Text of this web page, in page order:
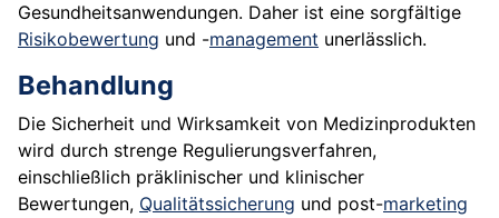
Gesundheitsanwendungen. Daher ist eine sorgfältige
Risikobewertung und -management unerlässlich.
Behandlung
Die Sicherheit und Wirksamkeit von Medizinprodukten
wird durch strenge Regulierungsverfahren,
einschließlich präklinischer und klinischer
Bewertungen, Qualitätssicherung und post-marketing